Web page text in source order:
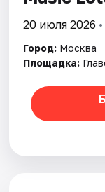
Площадки
Артисты
Рейтинги
20 июля 2026
Город: Москва
Площадка: